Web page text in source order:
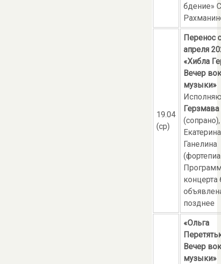
бдение»
19.04
(ср)
Перенос
апреля
«Хибла
Вечер
музыки»
Герзмава
(сопрано),
Екатерина
Ганелина
концерта
позднее
«Ольга
Вечер
музыки»